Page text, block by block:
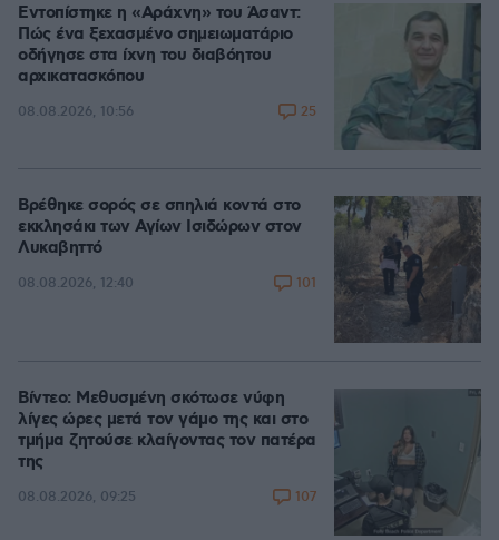
Εντοπίστηκε η «Αράχνη» του Άσαντ:
Πώς ένα ξεχασμένο σημειωματάριο
οδήγησε στα ίχνη του διαβόητου
αρχικατασκόπου
08.08.2026, 10:56 25
Βρέθηκε σορός σε σπηλιά κοντά στο
εκκλησάκι των Αγίων Ισιδώρων στον
Λυκαβηττό
08.08.2026, 12:40 101
Βίντεο: Μεθυσμένη σκότωσε νύφη
λίγες ώρες μετά τον γάμο της και στο
τμήμα ζητούσε κλαίγοντας τον πατέρα
της
08.08.2026, 09:25 107